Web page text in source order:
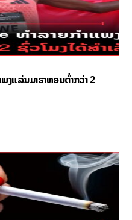
ງແລ່ນມາຣາທອນຕ່ຳກວ່າ 2